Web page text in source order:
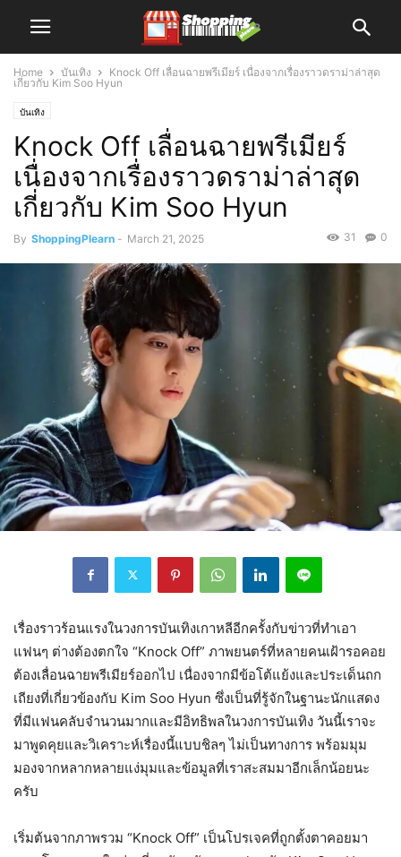
Home บันเทิง
Knock Off เลื่อนฉายพรีเมียร์ เนื่องจากเรื่องราวดราม่าล่าสุด
เกี่ยวกับ Kim Soo Hyun
บันเทิง
Knock Off เลื่อนฉายพรีเมียร์
เนื่องจากเรื่องราวดราม่าล่าสุด
เกี่ยวกับ Kim Soo Hyun
By ShoppingPlearn - March 21, 2025 0
31
เรื่องราวร้อนแรงในวงการบันเทิงเกาหลีอีกครั้งกับข่าวที่ทำเอา
แฟนๆ ต่างต้องตกใจ “Knock Off” ภาพยนตร์ที่หลายคนเฝ้ารอคอย
ต้องเลื่อนฉายพรีเมียร์ออกไป เนื่องจากมีข้อโต้แย้งและประเด็นถก
เถียงที่เกี่ยวข้องกับ Kim Soo Hyun ซึ่งเป็นที่รู้จักในฐานะนักแสดง
ที่มีแฟนคลับจำนวนมากและมีอิทธิพลในวงการบันเทิง วันนี้เราจะ
มาพูดคุยและวิเคราะห์เรื่องนี้แบบชิลๆ ไม่เป็นทางการ พร้อมมุม
มองจากหลากหลายแง่มุมและข้อมูลที่เราสะสมมาอีกเล็กน้อยนะ
ครับ
เริ่มต้นจากภาพรวม “Knock Off” เป็นโปรเจคที่ถูกตั้งตาคอยมา